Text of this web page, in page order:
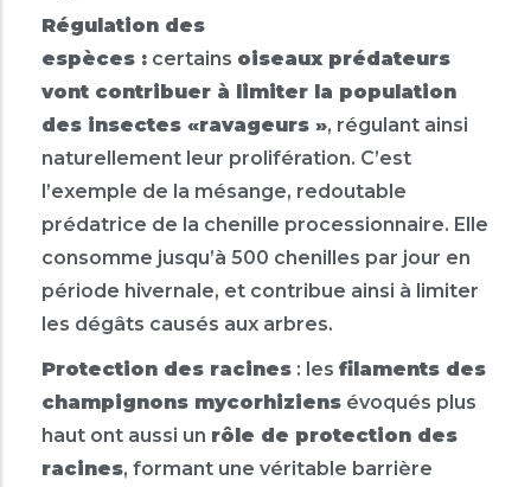
Régulation des
espèces : certains oiseaux prédateurs
vont contribuer à limiter la population
des insectes «ravageurs », régulant ainsi
naturellement leur prolifération. C’est
l’exemple de la mésange, redoutable
prédatrice de la chenille processionnaire. Elle
consomme jusqu’à 500 chenilles par jour en
période hivernale, et contribue ainsi à limiter
les dégâts causés aux arbres.
Protection des racines : les filaments des
champignons mycorhiziens évoqués plus
haut ont aussi un rôle de protection des
racines, formant une véritable barrière